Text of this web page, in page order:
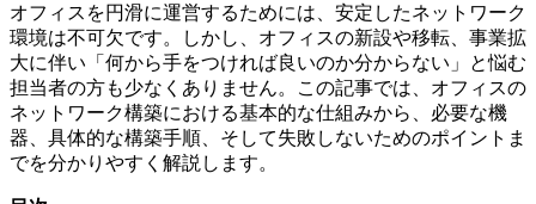
オフィスを円滑に運営するためには、安定したネットワーク
環境は不可欠です。しかし、オフィスの新設や移転、事業拡
大に伴い「何から手をつければ良いのか分からない」と悩む
担当者の方も少なくありません。この記事では、オフィスの
ネットワーク構築における基本的な仕組みから、必要な機
器、具体的な構築手順、そして失敗しないためのポイントま
でを分かりやすく解説します。